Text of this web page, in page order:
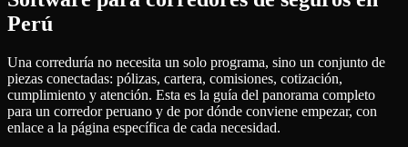
Perú
Una correduría no necesita un solo programa, sino un conjunto de
piezas conectadas: pólizas, cartera, comisiones, cotización,
cumplimiento y atención. Esta es la guía del panorama completo
para un corredor peruano y de por dónde conviene empezar, con
enlace a la página específica de cada necesidad.